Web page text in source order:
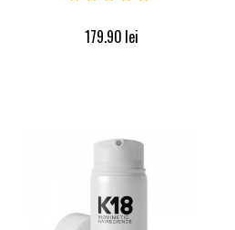
179.90 lei